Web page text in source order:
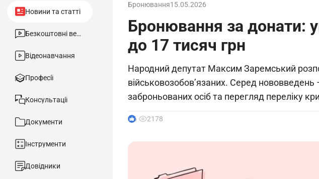
Новини та статті
Безкоштовні вебінари
Відеонавчання
Професії
Консультації
Документи
Інструменти
Довідники
Бронювання15.05.2026
Бронювання за донати:
до 17 тисяч грн
Народний депутат Максим Заремський
військовозобов’язаних. Серед нововведень
заброньованих осіб та перегляд переліку
6 2178